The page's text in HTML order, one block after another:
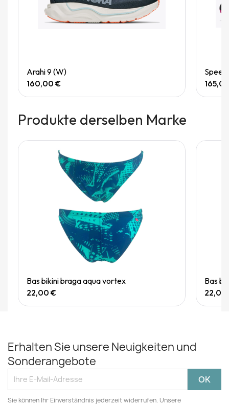
Arahi 9 (W)
160,00 €
Produkte derselben Marke
Quick View
Bas bikini braga aqua vortex
22,00 €
Bas
22,00
Erhalten Sie unsere Neuigkeiten und
Sonderangebote
Sie können Ihr Einverständnis jederzeit widerrufen. Unsere